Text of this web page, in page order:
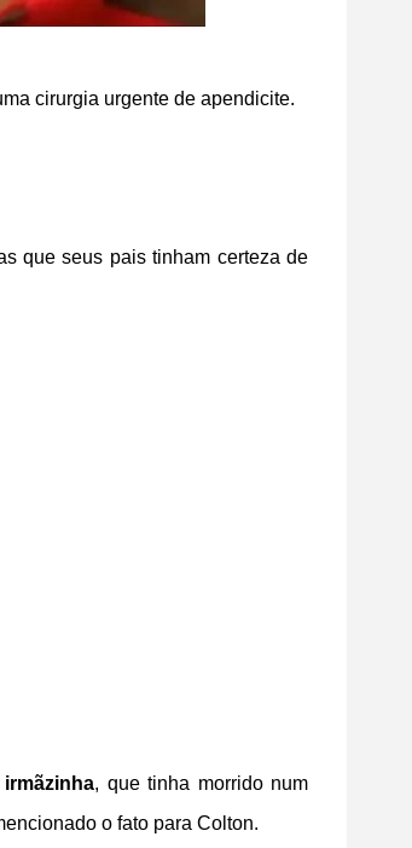
cirurgia urgente de apendicite.
que seus pais tinham certeza de
irmãzinha, que tinha morrido num
o fato para Colton.